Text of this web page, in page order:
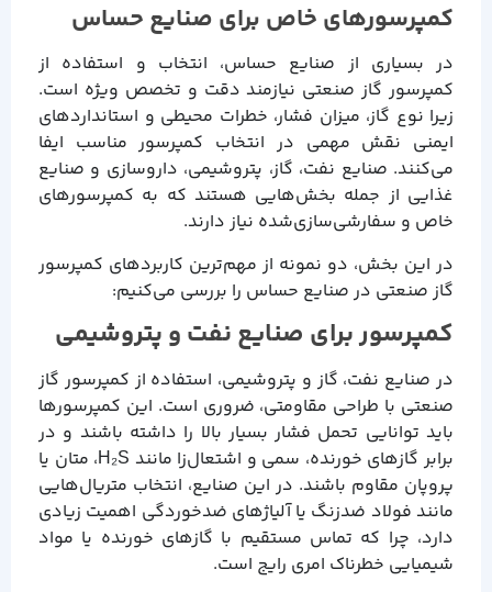
کمپرسورهای خاص برای صنایع حساس
در بسیاری از صنایع حساس، انتخاب و استفاده از
کمپرسور گاز صنعتی نیازمند دقت و تخصص ویژه است.
زیرا نوع گاز، میزان فشار، خطرات محیطی و استانداردهای
ایمنی نقش مهمی در انتخاب کمپرسور مناسب ایفا
می‌کنند. صنایع نفت، گاز، پتروشیمی، داروسازی و صنایع
غذایی از جمله بخش‌هایی هستند که به کمپرسورهای
خاص و سفارشی‌سازی‌شده نیاز دارند.
در این بخش، دو نمونه از مهم‌ترین کاربردهای کمپرسور
گاز صنعتی در صنایع حساس را بررسی می‌کنیم:
کمپرسور برای صنایع نفت و پتروشیمی
در صنایع نفت، گاز و پتروشیمی، استفاده از کمپرسور گاز
صنعتی با طراحی مقاومتی، ضروری است. این کمپرسورها
باید توانایی تحمل فشار بسیار بالا را داشته باشند و در
برابر گازهای خورنده، سمی و اشتعال‌زا مانند H₂S، متان یا
پروپان مقاوم باشند. در این صنایع، انتخاب متریال‌هایی
مانند فولاد ضدزنگ یا آلیاژهای ضدخوردگی اهمیت زیادی
دارد، چرا که تماس مستقیم با گازهای خورنده یا مواد
شیمیایی خطرناک امری رایج است.